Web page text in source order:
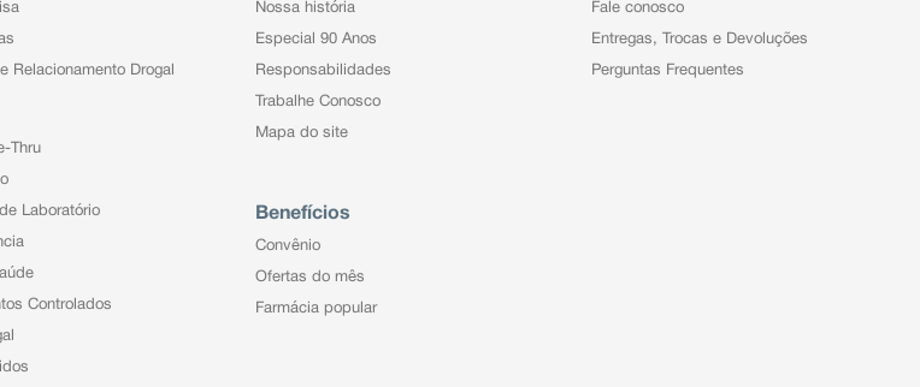
Relacionamento Drogal
Thru
Laboratório
Controlados
Nossa história
Especial 90 Anos
Responsabilidades
Trabalhe Conosco
Mapa do site
Benefícios
Convênio
Ofertas do mês
Farmácia popular
Fale conosco
Entregas, Trocas e Devoluções
Perguntas Frequentes